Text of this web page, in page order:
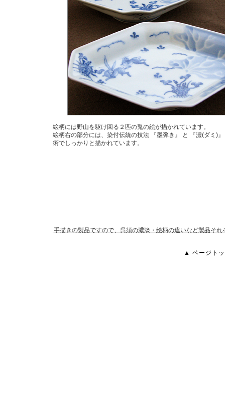
絵柄には野山を駆け回る２匹の兎の絵が描かれています。
絵柄右の部分には、染付伝統の技法 『墨弾き』 と 『濃(ダミ)
術でしっかりと描かれています。
手描きの製品ですので、呉須の濃淡・絵柄の違いなど製品そ
▲ ページト